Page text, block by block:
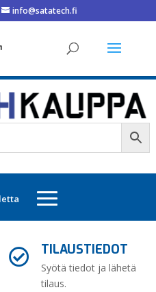
info@satatech.fi
 TILAUSTIEDOT
Syötä tiedot ja lähetä
tilaus.